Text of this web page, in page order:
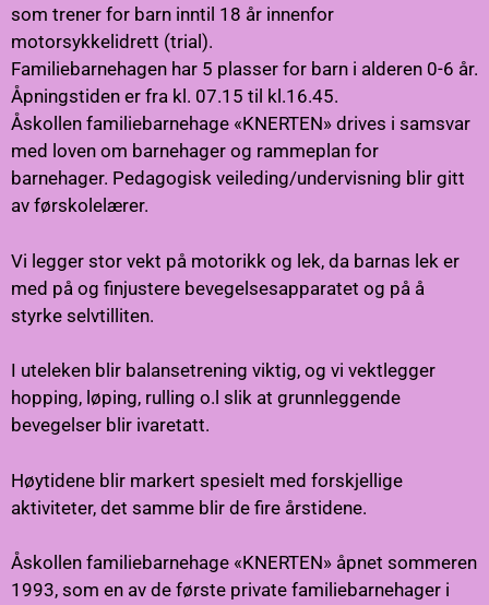
som trener for barn inntil 18 år innenfor
motorsykkelidrett (trial).
Familiebarnehagen har 5 plasser for barn i alderen 0-6 år.
Åpningstiden er fra kl. 07.15 til kl.16.45.
Åskollen familiebarnehage «KNERTEN» drives i samsvar
med loven om barnehager og rammeplan for
barnehager. Pedagogisk veileding/undervisning blir gitt
av førskolelærer.
Vi legger stor vekt på motorikk og lek, da barnas lek er
med på og finjustere bevegelsesapparatet og på å
styrke selvtilliten.
I uteleken blir balansetrening viktig, og vi vektlegger
hopping, løping, rulling o.l slik at grunnleggende
bevegelser blir ivaretatt.
Høytidene blir markert spesielt med forskjellige
aktiviteter, det samme blir de fire årstidene.
Åskollen familiebarnehage «KNERTEN» åpnet sommeren
1993, som en av de første private familiebarnehager i